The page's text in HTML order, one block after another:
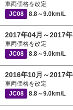
車両価格を改定
JC08
8.8～9.0km/L
2017年04月～2017
車両価格を改定
JC08
8.8～9.0km/L
2016年10月～2017
車両価格を改定
JC08
8.8～9.0km/L